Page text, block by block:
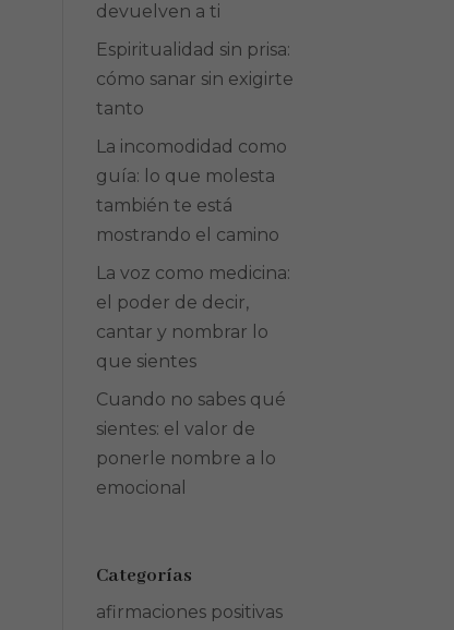
devuelven a ti
Espiritualidad sin prisa:
cómo sanar sin exigirte
tanto
La incomodidad como
guía: lo que molesta
también te está
mostrando el camino
La voz como medicina:
el poder de decir,
cantar y nombrar lo
que sientes
Cuando no sabes qué
sientes: el valor de
ponerle nombre a lo
emocional
Categorías
afirmaciones positivas